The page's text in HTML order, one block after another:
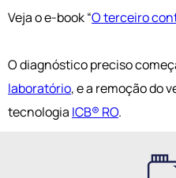
Veja o e-book “O terceiro
O diagnóstico preciso
laboratório, e a remoção do
tecnologia ICB® RO.